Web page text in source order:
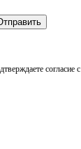
согласие с